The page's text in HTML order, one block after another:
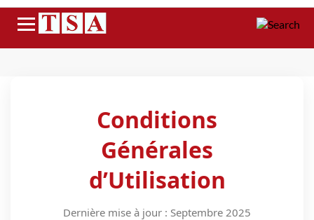
Menu
Conditions
Générales
d’Utilisation
Dernière mise à jour : Septembre 2025